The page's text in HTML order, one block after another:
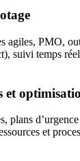
agiles, PMO,
suivi temps
et
plans
et